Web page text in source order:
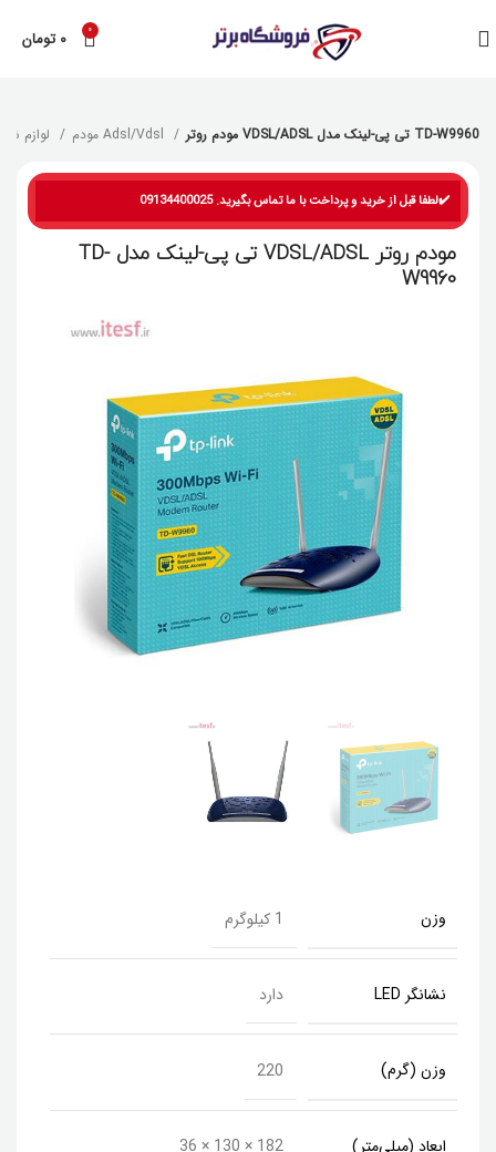
0 ۰ تومان
مودم Adsl/Vdsl مودم روتر VDSL/ADSL تی پی-لینک مدل TD-W9960
✔️لطفا قبل از خرید و پرداخت با ما تماس بگیرید. 09134400025
مودم روتر VDSL/ADSL تی پی-لینک مدل TD-
W9960
وزن 1 کیلوگرم
نشانگر LED دارد
وزن (گرم) 220
ابعاد (میلی‌متر) 182 × 130 × 36